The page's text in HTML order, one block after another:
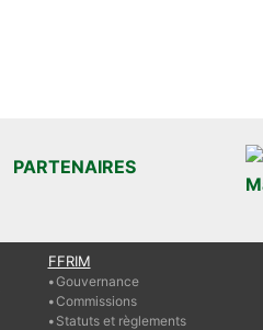
PARTENAIRES
FFRIM
Gouvernance
Commissions
Statuts et règlements